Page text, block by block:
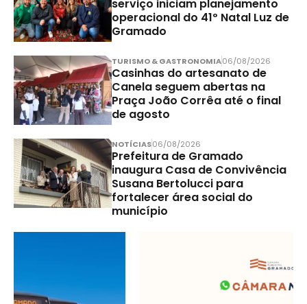
serviço iniciam planejamento
operacional do 41º Natal Luz de
Gramado
TURISMO & GASTRONOMIA06/08/2026
Casinhas do artesanato de
Canela seguem abertas na
Praça João Corrêa até o final
de agosto
NOTÍCIAS06/08/2026
Prefeitura de Gramado
inaugura Casa de Convivência
Susana Bertolucci para
fortalecer área social do
município